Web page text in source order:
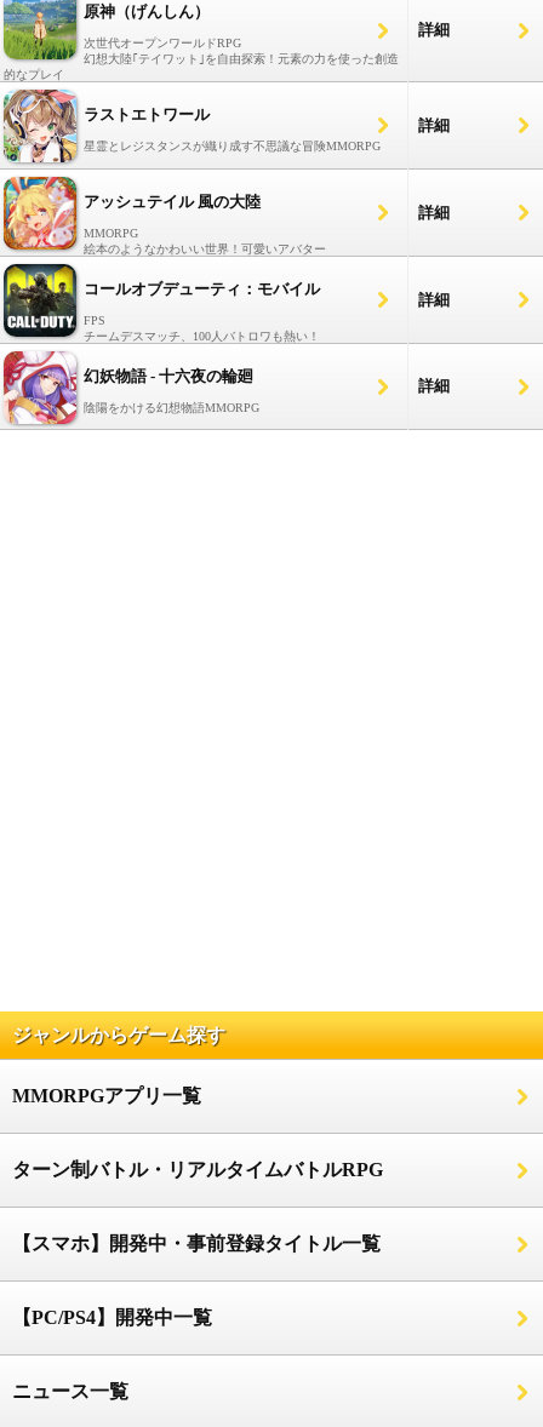
原神（げんしん）
次世代オープンワールドRPG
幻想大陸｢テイワット｣を自由探索！元素の力を使った創造
的なプレイ
詳細
ラストエトワール
星霊とレジスタンスが織り成す不思議な冒険MMORPG
詳細
アッシュテイル 風の大陸
MMORPG
絵本のようなかわいい世界！可愛いアバター
詳細
コールオブデューティ：モバイル
FPS
チームデスマッチ、100人バトロワも熱い！
詳細
幻妖物語 - 十六夜の輪廻
陰陽をかける幻想物語MMORPG
詳細
ジャンルからゲーム探す
MMORPGアプリ一覧
ターン制バトル・リアルタイムバトルRPG
【スマホ】開発中・事前登録タイトル一覧
【PC/PS4】開発中一覧
ニュース一覧